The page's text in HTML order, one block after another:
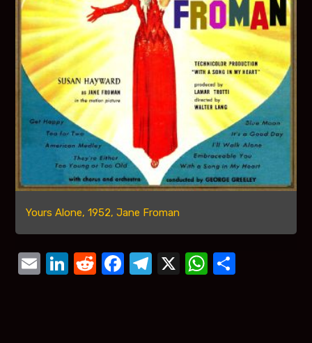
Yours Alone, 1952, Jane Froman
Email
LinkedIn
Reddit
Facebook
Telegram
X